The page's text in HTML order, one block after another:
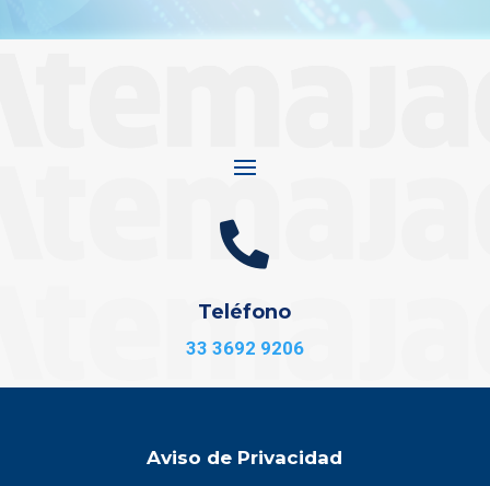

Teléfono
33 3692 9206
Aviso de Privacidad